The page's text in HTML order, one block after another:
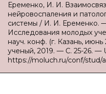
Еременко, И. И.
нейровоспаления и
системы / И. И. Еременко.
Исследования молодых
науч. конф. (г. Казань,
ученый, 2019. — С. 25-26. —
https://moluch.ru/conf/stud/